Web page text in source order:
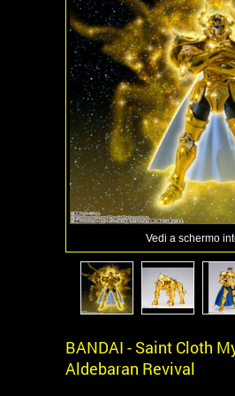
Vedi a schermo
BANDAI - Saint Cloth
Aldebaran Revival